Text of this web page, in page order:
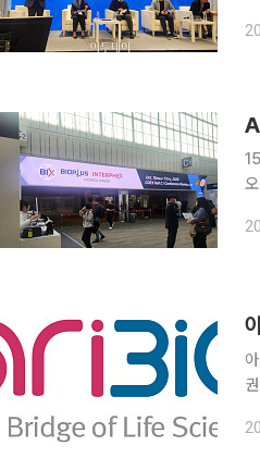
권